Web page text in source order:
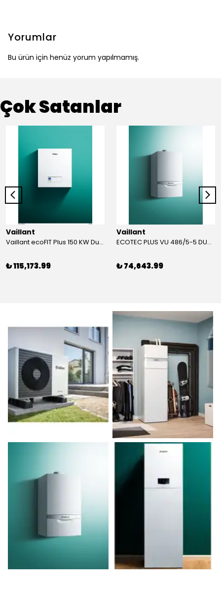
Yorumlar
Bu ürün için henüz yorum yapılmamış.
Çok Satanlar
Vaillant
Vaillant ecoFIT Plus 150 KW Duvar Tipi Yoğuşmalı KAZAN
₺ 115,173.99
Vaillant
ECOTEC PLUS VU 486/5-5 DUVAR TİPİ YOĞUŞMALI KAZAN
₺ 74,643.99